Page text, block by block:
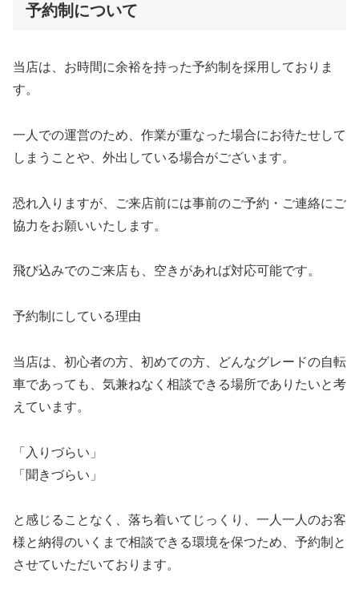
予約制について
当店は、お時間に余裕を持った予約制を採用しておりま
す。
一人での運営のため、作業が重なった場合にお待たせして
しまうことや、外出している場合がございます。
恐れ入りますが、ご来店前には事前のご予約・ご連絡にご
協力をお願いいたします。
飛び込みでのご来店も、空きがあれば対応可能です。
予約制にしている理由
当店は、初心者の方、初めての方、どんなグレードの自転
車であっても、気兼ねなく相談できる場所でありたいと考
えています。
「入りづらい」
「聞きづらい」
と感じることなく、落ち着いてじっくり、一人一人のお客
様と納得のいくまで相談できる環境を保つため、予約制と
させていただいております。